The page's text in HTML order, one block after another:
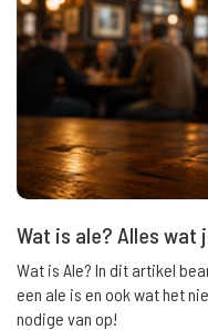
Wat is ale? Alles wat
Wat is Ale? In dit artikel
een ale is en ook wat het
nodige van op!